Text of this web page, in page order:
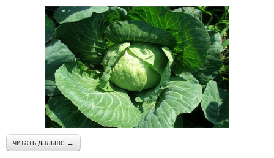
читать дальше →